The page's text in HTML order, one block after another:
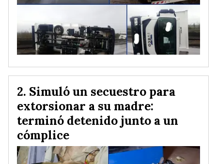
Simuló un secuestro para
extorsionar a su madre:
terminó detenido junto a un
cómplice